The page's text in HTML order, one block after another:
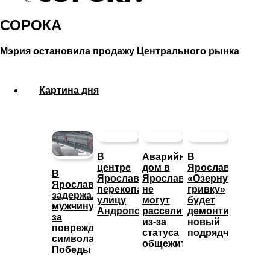
СОРОКА
Мэрия остановила продажу Центрального рынка
Картина дня
В
Ярославле
задержали
мужчину
за
повреждение
символа
Победы
В
центре
Ярославля
перекопали
улицу
Андропова
Аварийный
дом в
Ярославле
не
могут
расселить
из-за
статуса
общежития
В
Ярославле
«Озерную
гривку»
будет
демонтировать
новый
подрядчик